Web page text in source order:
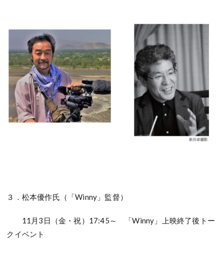
３．松本優作氏（「Winny」監督）
11月3日（金・祝）17:45～ 「Winny」上映終了後トー
クイベント